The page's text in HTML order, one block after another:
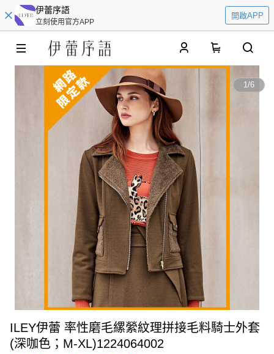
伊蕾序語
立刻使用官方APP
開啟APP
1/6
ILEY伊蕾 率性磨毛縲縈紋理拼接毛料騎士外套
(深咖色；M-XL)1224064002